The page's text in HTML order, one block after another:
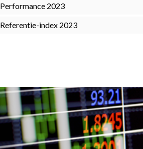
Performance 2023
Referentie-index 2023